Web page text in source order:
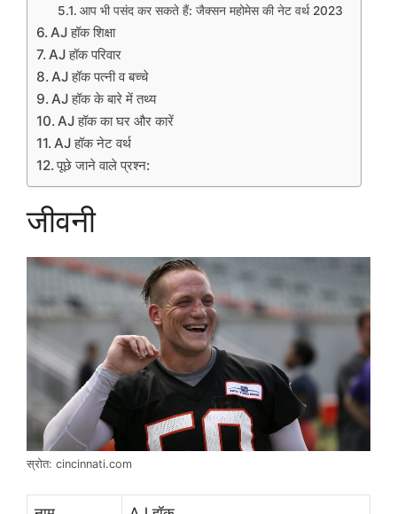
आप भी पसंद कर सकते हैं: जैक्सन महोमेस की नेट वर्थ 2023
AJ हॉक शिक्षा
AJ हॉक परिवार
AJ हॉक पत्नी व बच्चे
AJ हॉक के बारे में तथ्य
AJ हॉक का घर और कारें
AJ हॉक नेट वर्थ
पूछे जाने वाले प्रश्न:
जीवनी
स्रोत: cincinnati.com